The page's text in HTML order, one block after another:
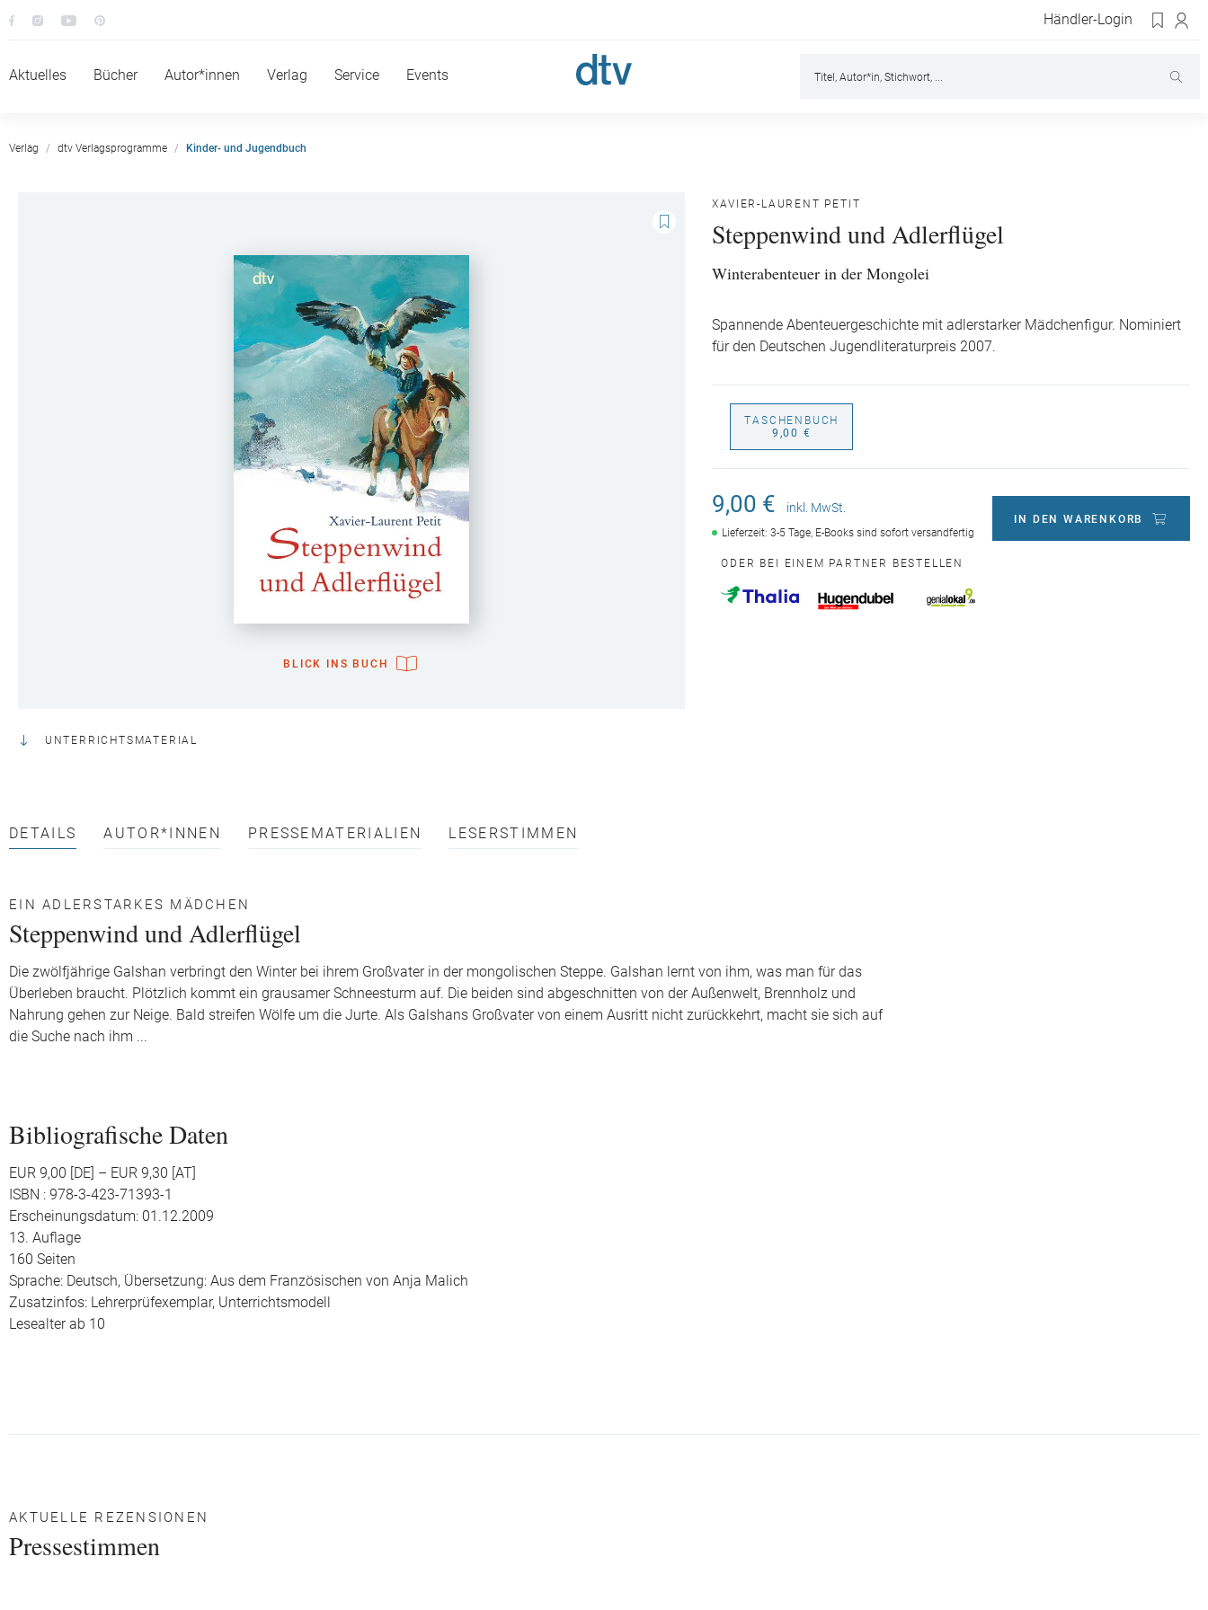
Händler-Login
Aktuelles Bücher Autor*innen Verlag Service Events
Verlag dtv Verlagsprogramme Kinder- und Jugendbuch
BLICK INS BUCH
UNTERRICHTSMATERIAL
XAVIER-LAURENT PETIT
Steppenwind und Adlerflügel
Winterabenteuer in der Mongolei
Spannende Abenteuergeschichte mit adlerstarker Mädchenfigur. Nominiert
für den Deutschen Jugendliteraturpreis 2007.
TASCHENBUCH
9,00 €
9,00 € inkl. MwSt.
Lieferzeit: 3-5 Tage, E-Books sind sofort versandfertig
IN DEN WARENKORB
ODER BEI EINEM PARTNER BESTELLEN
DETAILS AUTOR*INNEN PRESSEMATERIALIEN LESERSTIMMEN
EIN ADLERSTARKES MÄDCHEN
Steppenwind und Adlerflügel
Die zwölfjährige Galshan verbringt den Winter bei ihrem Großvater in der mongolischen Steppe. Galshan lernt von ihm, was man für das
Überleben braucht. Plötzlich kommt ein grausamer Schneesturm auf. Die beiden sind abgeschnitten von der Außenwelt, Brennholz und
Nahrung gehen zur Neige. Bald streifen Wölfe um die Jurte. Als Galshans Großvater von einem Ausritt nicht zurückkehrt, macht sie sich auf
die Suche nach ihm ...
Bibliografische Daten
EUR 9,00 [DE] – EUR 9,30 [AT]
ISBN : 978-3-423-71393-1
Erscheinungsdatum: 01.12.2009
13. Auflage
160 Seiten
Sprache: Deutsch, Übersetzung: Aus dem Französischen von Anja Malich
Zusatzinfos: Lehrerprüfexemplar, Unterrichtsmodell
Lesealter ab 10
AKTUELLE REZENSIONEN
Pressestimmen